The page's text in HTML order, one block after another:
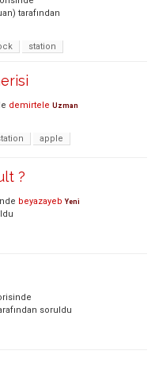
tarafından
station
demirtele Uzman
apple
?
beyazayeb Yeni
soruldu